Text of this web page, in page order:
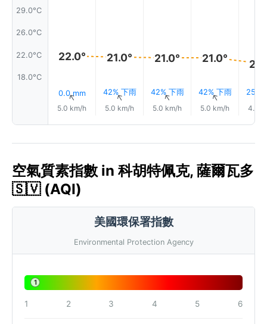
29.0°C
26.0°C
22.0°C
18.0°C
22.0°
0.0 mm
↑
5.0 km/h
21.0°
42% 下雨
↑
5.0 km/h
21.0°
42% 下雨
↑
5.0 km/h
21.0°
42% 下雨
↑
5.0 km/h
25%
4.0
空氣質素指數 in 科胡特佩克, 薩爾瓦多
🇸🇻 (AQI)
美國環保署指數
Environmental Protection Agency
1
1 2 3 4 5 6